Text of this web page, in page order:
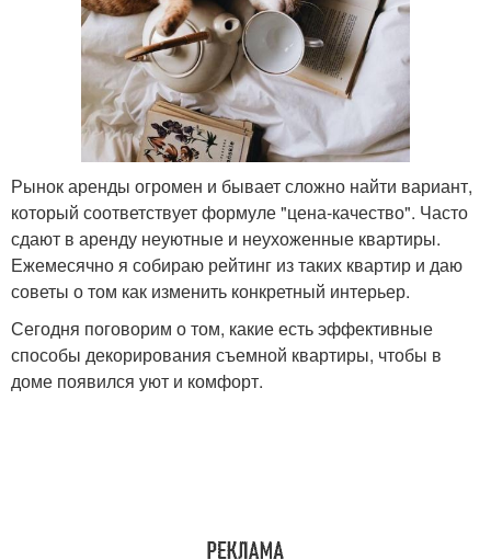
Рынок аренды огромен и бывает сложно найти вариант,
который соответствует формуле "цена-качество". Часто
сдают в аренду неуютные и неухоженные квартиры.
Ежемесячно я собираю рейтинг из таких квартир и даю
советы о том как изменить конкретный интерьер.
Сегодня поговорим о том, какие есть эффективные
способы декорирования съемной квартиры, чтобы в
доме появился уют и комфорт.